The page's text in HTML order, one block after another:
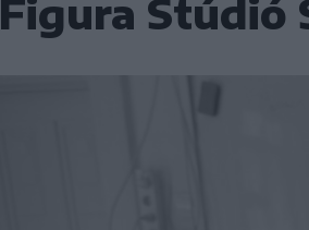
Figura Stúdió